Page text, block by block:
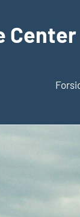
Center